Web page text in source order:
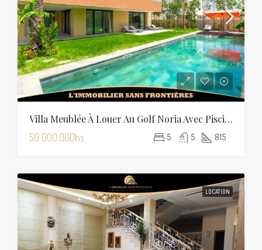
Villa Meublée À Louer Au Golf Noria Avec Piscine Privée
50 000.00Dhs 5 5 815
LOCATION